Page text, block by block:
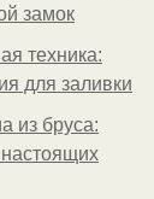
замок
техника:
для заливки
из бруса: